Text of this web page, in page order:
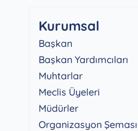
Kurumsal
Başkan
Başkan Yardımcıları
Muhtarlar
Meclis Üyeleri
Müdürler
Organizasyon Şeması